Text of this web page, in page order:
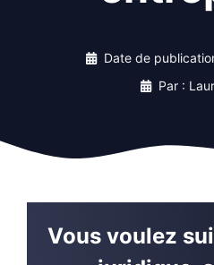
Date de
Par :
Vous voulez